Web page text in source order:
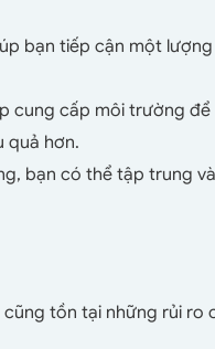
bạn tiếp cận một
cung cấp môi trường để
quả hơn.
bạn có thể tập trung
tồn tại những rủi ro